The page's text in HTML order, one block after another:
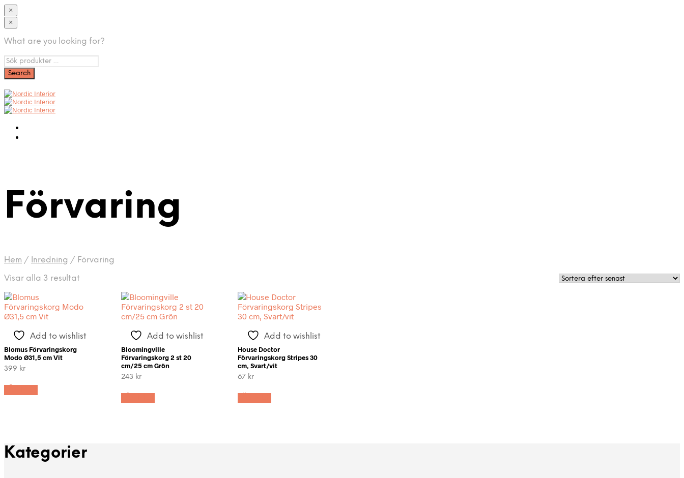
×
×
What are you looking for?
Förvaring
Hem / Inredning / Förvaring
Visar alla 3 resultat
Add to wishlist
Blomus Förvaringskorg
Modo Ø31,5 cm Vit
399 kr
Add to wishlist
Bloomingville
Förvaringskorg 2 st 20
cm/25 cm Grön
243 kr
Add to wishlist
House Doctor
Förvaringskorg Stripes 30
cm, Svart/vit
67 kr
Kategorier